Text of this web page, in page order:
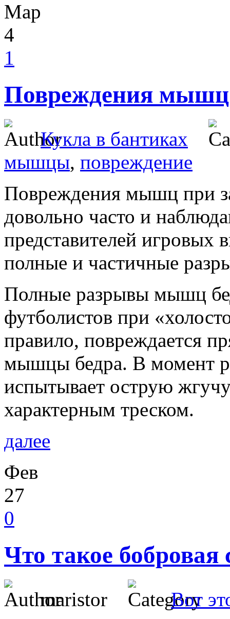
Мар
4
1
Повреждения мышц
Кукла в бантиках
мышцы, повреждение
Повреждения мышц при
довольно часто и
представителей игровых
полные и частичные
Полные разрывы мышц
футболистов при
правило, повреждается
мышцы бедра. В момент
испытывает острую
характерным треском.
далее
Фев
27
0
Что такое бобровая
maristor
Вот